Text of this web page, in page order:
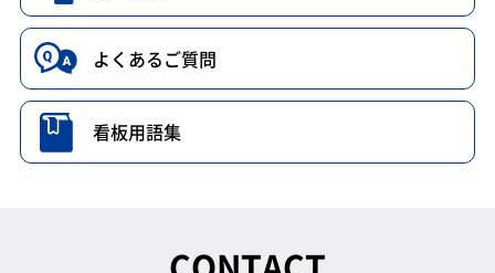
よくあるご質問
看板用語集